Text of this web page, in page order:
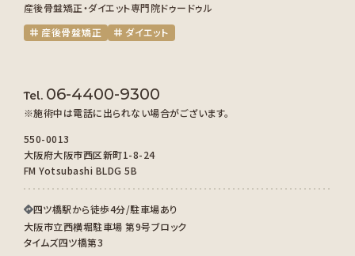
産後骨盤矯正・ダイエット専門院ドゥードゥル
産後骨盤矯正 ダイエット
Tel. 06-4400-9300
※施術中は電話に出られない場合がございます。
550-0013
大阪府大阪市西区新町1-8-24
FM Yotsubashi BLDG 5B
四ツ橋駅から徒歩4分/駐車場あり
大阪市立西横堀駐車場 第9号ブロック
タイムズ四ツ橋第3